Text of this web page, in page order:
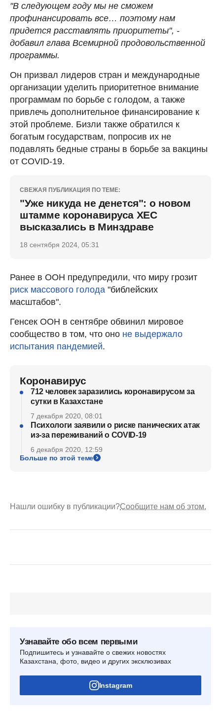
"В следующем году мы не сможем
профинансировать все… поэтому нам
придется расставлять приоритеты", -
добавил глава Всемирной продовольственной
программы.
Он призвал лидеров стран и международные
организации уделить приоритетное внимание
программам по борьбе с голодом, а также
привлечь дополнительное финансирование к
этой проблеме. Бизли также обратился к
богатым государствам, попросив их не
подавлять бедные страны в борьбе за вакцины
от COVID-19.
СВЕЖАЯ ПУБЛИКАЦИЯ ПО ТЕМЕ:
"Уже никуда не денется": о новом
штамме коронавируса ХЕС
высказались в Минздраве
18 сентября 2024, 05:31
Ранее в ООН предупредили, что миру грозит
риск массового голода "библейских
масштабов".
Генсек ООН в сентябре обвинил мировое
сообщество в том, что оно не выдержало
испытания пандемией.
Коронавирус
712 человек заразились коронавирусом за
сутки в Казахстане
7 декабря 2020, 08:01
Психологи заявили о риске панических атак
из-за переживаний о COVID-19
6 декабря 2020, 12:59
Больше по этой теме
Нашли ошибку в публикации?Сообщите нам об этом.
Узнавайте обо всем первыми
Подпишитесь и узнавайте о свежих новостях
Казахстана, фото, видео и других эксклюзивах
Instagram